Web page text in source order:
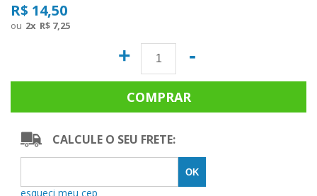
R$ 14,50
2x R$ 7,25
+ -
CALCULE O SEU FRETE: